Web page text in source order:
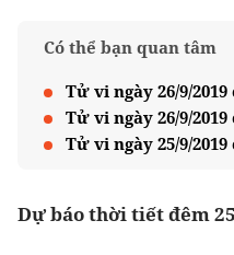
Có thể bạn quan tâm
Tử vi ngày 26/9/
Tử vi ngày 26/9/
Tử vi ngày 25/9/
Dự báo thời tiết đêm